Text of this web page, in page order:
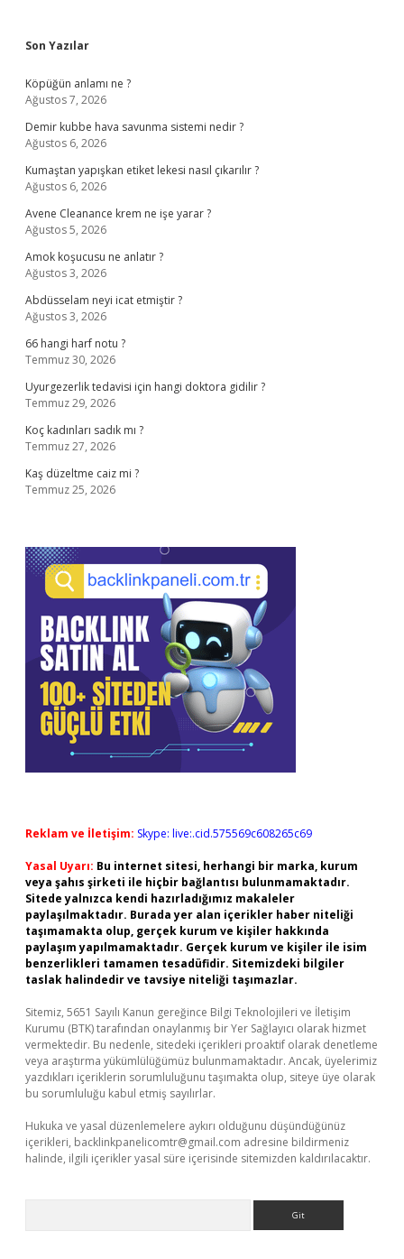
Sidebar
Son Yazılar
Köpüğün anlamı ne ?
Ağustos 7, 2026
Demir kubbe hava savunma sistemi nedir ?
Ağustos 6, 2026
Kumaştan yapışkan etiket lekesi nasıl çıkarılır ?
Ağustos 6, 2026
Avene Cleanance krem ne işe yarar ?
Ağustos 5, 2026
Amok koşucusu ne anlatır ?
Ağustos 3, 2026
Abdüsselam neyi icat etmiştir ?
Ağustos 3, 2026
66 hangi harf notu ?
Temmuz 30, 2026
Uyurgezerlik tedavisi için hangi doktora gidilir ?
Temmuz 29, 2026
Koç kadınları sadık mı ?
Temmuz 27, 2026
Kaş düzeltme caiz mi ?
Temmuz 25, 2026
Reklam ve İletişim: Skype: live:.cid.575569c608265c69
Yasal Uyarı: Bu internet sitesi, herhangi bir marka, kurum
veya şahıs şirketi ile hiçbir bağlantısı bulunmamaktadır.
Sitede yalnızca kendi hazırladığımız makaleler
paylaşılmaktadır. Burada yer alan içerikler haber niteliği
taşımamakta olup, gerçek kurum ve kişiler hakkında
paylaşım yapılmamaktadır. Gerçek kurum ve kişiler ile isim
benzerlikleri tamamen tesadüfidir. Sitemizdeki bilgiler
taslak halindedir ve tavsiye niteliği taşımazlar.
Sitemiz, 5651 Sayılı Kanun gereğince Bilgi Teknolojileri ve İletişim
Kurumu (BTK) tarafından onaylanmış bir Yer Sağlayıcı olarak hizmet
vermektedir. Bu nedenle, sitedeki içerikleri proaktif olarak denetleme
veya araştırma yükümlülüğümüz bulunmamaktadır. Ancak, üyelerimiz
yazdıkları içeriklerin sorumluluğunu taşımakta olup, siteye üye olarak
bu sorumluluğu kabul etmiş sayılırlar.
Hukuka ve yasal düzenlemelere aykırı olduğunu düşündüğünüz
içerikleri, backlinkpanelicomtr@gmail.com adresine bildirmeniz
halinde, ilgili içerikler yasal süre içerisinde sitemizden kaldırılacaktır.